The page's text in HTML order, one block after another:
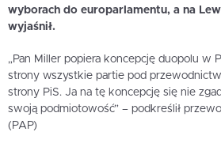
wyborach do europarlamentu, a na
wyjaśnił.
„Pan Miller popiera koncepcję duopolu w
strony wszystkie partie pod
strony PiS. Ja na tę koncepcję się nie
swoją podmiotowość” – podkreślił
(PAP)